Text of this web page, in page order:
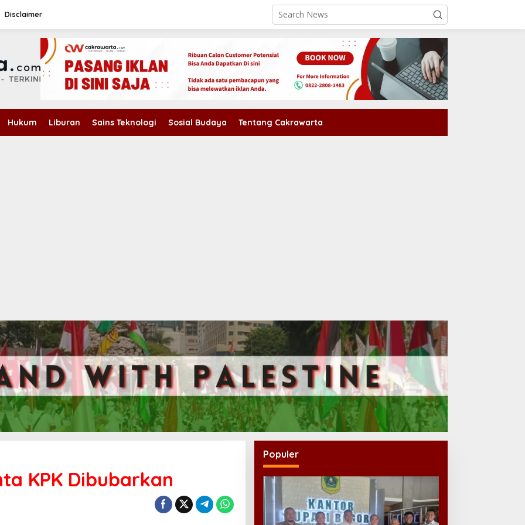
Disclaimer
Hukum Liburan Sains Teknologi Sosial Budaya Tentang Cakrawarta
KPK Dibubarkan
Populer